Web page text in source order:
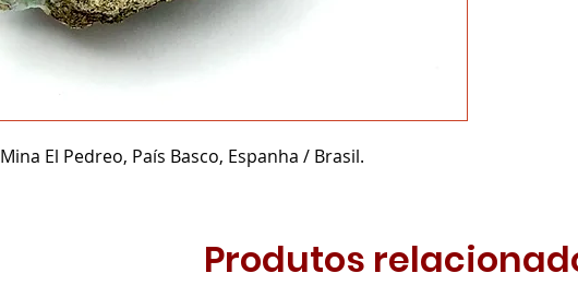
Mina El Pedreo, País Basco, Espanha / Brasil.
Produtos